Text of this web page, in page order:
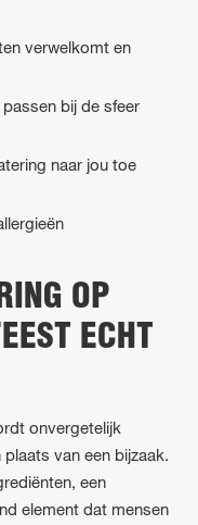
verwelkomt en
bij de sfeer
naar jou toe
OP
ECHT
onvergetelijk
van een bijzaak.
een
element dat mensen